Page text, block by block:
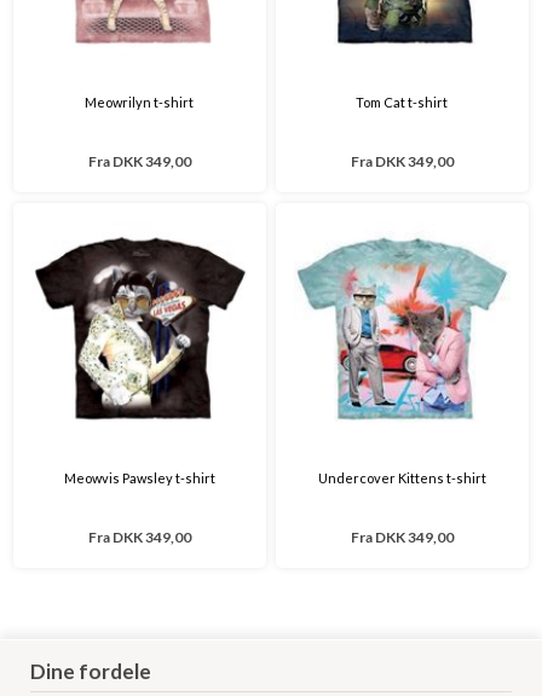
Meowrilyn t-shirt
Fra DKK 349,00
Tom Cat t-shirt
Fra DKK 349,00
Meowvis Pawsley t-shirt
Fra DKK 349,00
Undercover Kittens t-shirt
Fra DKK 349,00
Dine fordele